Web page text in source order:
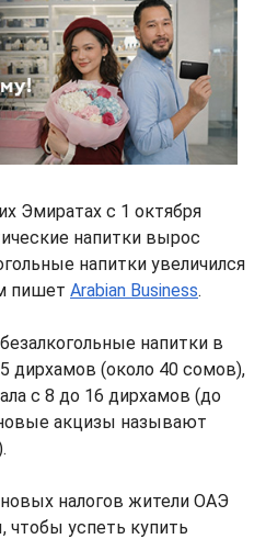
Эмиратах с 1 октября
напитки вырос
напитки увеличился
пишет Arabian Business.
напитки в
дирхамов (около 40 сомов),
с 8 до 16 дирхамов (до
акцизы называют
налогов жители ОАЭ
чтобы успеть купить